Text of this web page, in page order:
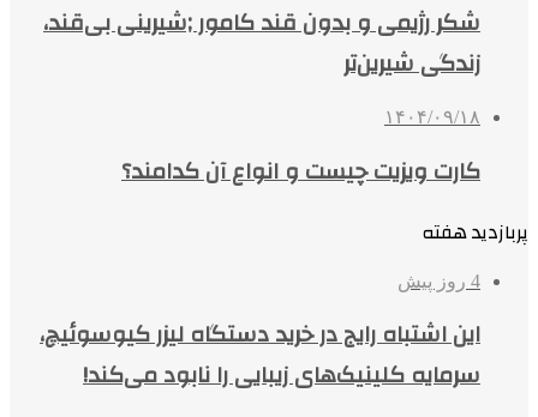
شکر رژیمی و بدون قند کامور ;شیرینی بی‌قند،
زندگی شیرین‌تر
۱۴۰۴/۰۹/۱۸
کارت ویزیت چیست و انواع آن کدامند؟
پربازدید هفته
4 روز پیش
این اشتباه رایج در خرید دستگاه لیزر کیوسوئیچ،
سرمایه کلینیک‌های زیبایی را نابود می‌کند!